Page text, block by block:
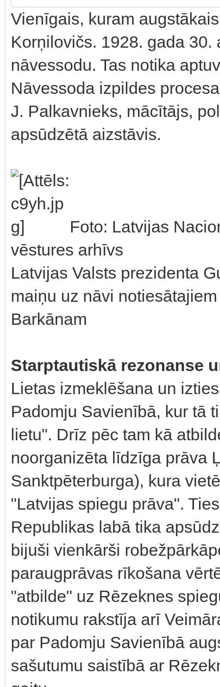
Vienīgais, kuram
Korņilovičs. 1928. gada
nāvessodu. Tas notika
Nāvessoda izpildes
J. Palkavnieks, mācītājs,
apsūdzētā aizstāvis.
Foto: Latvijas
vēstures arhīvs
Latvijas Valsts prezidenta
maiņu uz nāvi
Barkānam
Starptautiskā rezonanse
Lietas izmeklēšana un
Padomju Savienībā, kur tā
lietu". Drīz pēc tam kā
noorganizēta līdzīga prāva
Sanktpēterburga), kura
"Latvijas spiegu prāva".
Republikas labā tika
bijuši vienkārši
paraugprāvas rīkošana
"atbilde" uz Rēzeknes
notikumu rakstīja arī
par Padomju Savienībā
sašutumu saistībā ar